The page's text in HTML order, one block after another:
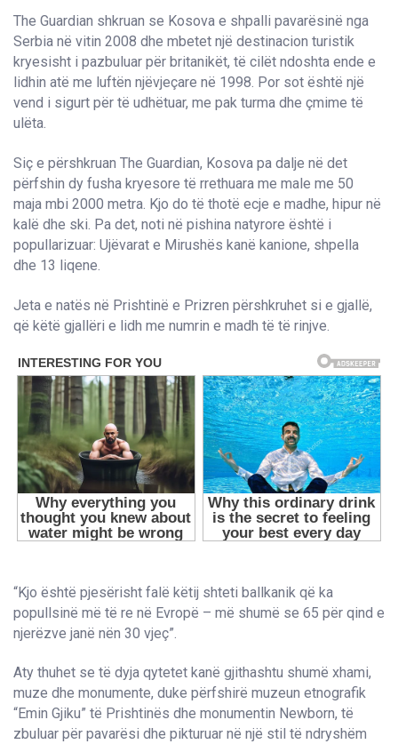
The Guardian shkruan se Kosova e shpalli pavarësinë nga
Serbia në vitin 2008 dhe mbetet një destinacion turistik
kryesisht i pazbuluar për britanikët, të cilët ndoshta ende e
lidhin atë me luftën njëvjeçare në 1998. Por sot është një
vend i sigurt për të udhëtuar, me pak turma dhe çmime të
ulëta.
Siç e përshkruan The Guardian, Kosova pa dalje në det
përfshin dy fusha kryesore të rrethuara me male me 50
maja mbi 2000 metra. Kjo do të thotë ecje e madhe, hipur në
kalë dhe ski. Pa det, noti në pishina natyrore është i
popullarizuar: Ujëvarat e Mirushës kanë kanione, shpella
dhe 13 liqene.
Jeta e natës në Prishtinë e Prizren përshkruhet si e gjallë,
që këtë gjallëri e lidh me numrin e madh të të rinjve.
“Kjo është pjesërisht falë këtij shteti ballkanik që ka
popullsinë më të re në Evropë – më shumë se 65 për qind e
njerëzve janë nën 30 vjeç”.
Aty thuhet se të dyja qytetet kanë gjithashtu shumë xhami,
muze dhe monumente, duke përfshirë muzeun etnografik
“Emin Gjiku” të Prishtinës dhe monumentin Newborn, të
zbuluar për pavarësi dhe pikturuar në një stil të ndryshëm